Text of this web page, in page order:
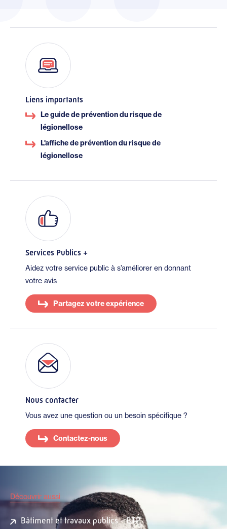
Liens importants
Le guide de prévention du risque de
légionellose
L'affiche de prévention du risque de
légionellose
Services Publics +
Aidez votre service public à s’améliorer en donnant
votre avis
Partagez votre expérience
Nous contacter
Vous avez une question ou un besoin spécifique ?
Contactez-nous
Découvrir aussi
Bâtiment et travaux publics - BTP